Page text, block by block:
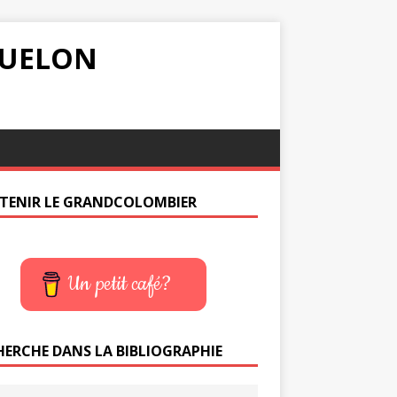
LE GRANDCOLOMBIER
Un petit café?
DANS LA BIBLIOGRAPHIE